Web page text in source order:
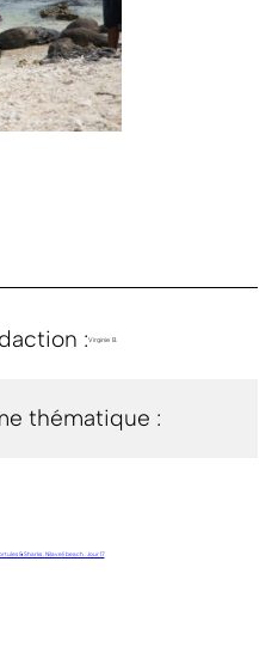
:Virginie B.
thématique :
& Sharks . Nilaveli beach . Jour 17